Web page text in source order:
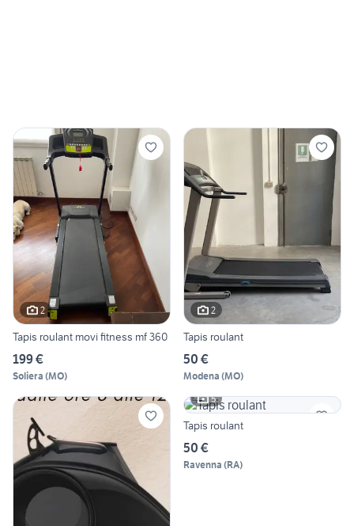
2
Tapis roulant movi fitness mf 360
199 €
Soliera (MO)
2
Tapis roulant
50 €
Modena (MO)
5
Tapis roulant
50 €
Ravenna (RA)